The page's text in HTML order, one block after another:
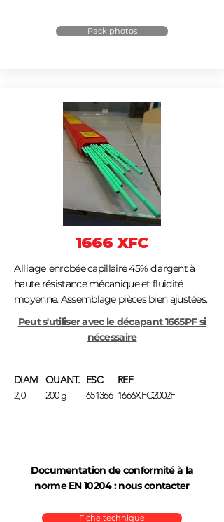
Pack photos
1666 XFC
Alliage enrobée capillaire 45% d'argent à
haute résistance mécanique et fluidité
moyenne. Assemblage pièces bien ajustées.
Peut s'utiliser avec le décapant 1665PF si
nécessaire
DIAM
2,0
QUANT.
200 g
ESC
651366
REF
1666XFC2002F
Documentation de conformité à la
norme EN 10204 :nous contacter
Fiche technique